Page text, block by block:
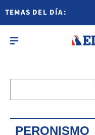
TEMAS DEL DÍA:
PERONISMO